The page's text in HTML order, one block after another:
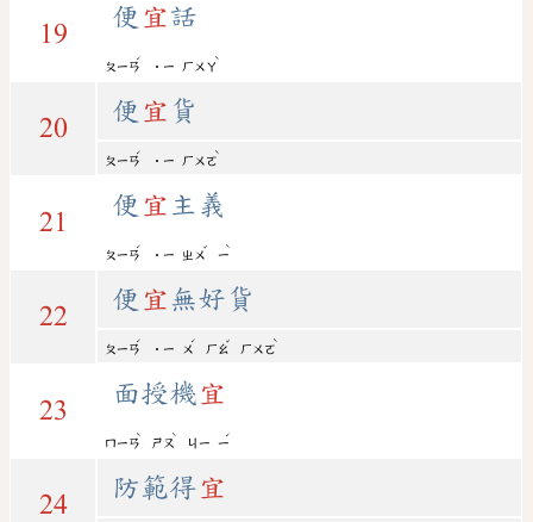
19
便 宜話
ㄆㄧㄢ
ˊ
˙ㄧ ㄏㄨㄚ
ˋ
20
便 宜 貨
ㄆㄧㄢ
ˊ
˙ㄧ ㄏㄨㄛ
ˋ
21
便 宜 主義
ㄆㄧㄢ
ˊ
˙ㄧ ㄓㄨ
ˇ
ㄧ
ˋ
22
便 宜無好貨
ㄆㄧㄢ
ˊ
˙ㄧ ㄨ
ˊ
ㄏㄠ
ˇ
ㄏㄨㄛ
ˋ
23
面授機 宜
ㄇㄧㄢ
ˋ
ㄕㄡ
ˋ
ㄐㄧ ㄧ
ˊ
24
防範得 宜